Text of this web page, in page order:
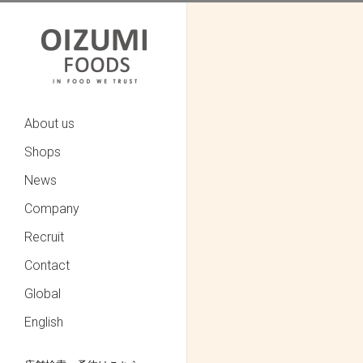
About us
Shops
News
Company
Recruit
Contact
Global
English